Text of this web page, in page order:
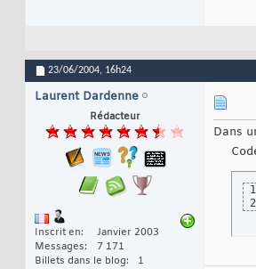
23/06/2004, 16h24
Laurent Dardenne
Rédacteur
Inscrit en
Janvier 2003
Messages
7 171
Billets dans le blog
1
Dans
1
2